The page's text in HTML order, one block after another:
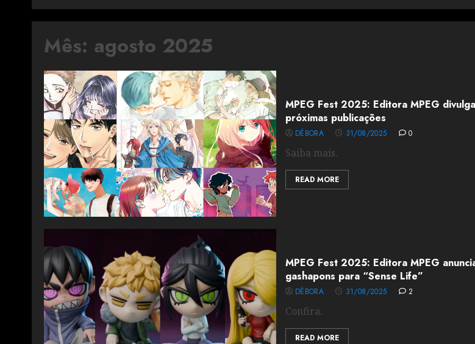
Mês: agosto 2025
MPEG Fest 2025: Editora MPEG
próximas publicações
DÉBORA 31/08/2025 0
Saiba mais.
READ MORE
MPEG Fest 2025: Editora MPEG
gashapons para “Sense Life”
DÉBORA 31/08/2025 2
Confira.
READ MORE